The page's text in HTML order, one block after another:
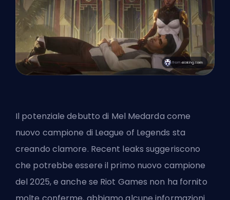
Il potenziale debutto di Mel Medarda come
nuovo campione di League of Legends sta
creando clamore. Recent leaks suggeriscono
che potrebbe essere il primo nuovo campione
del 2025, e anche se Riot Games non ha fornito